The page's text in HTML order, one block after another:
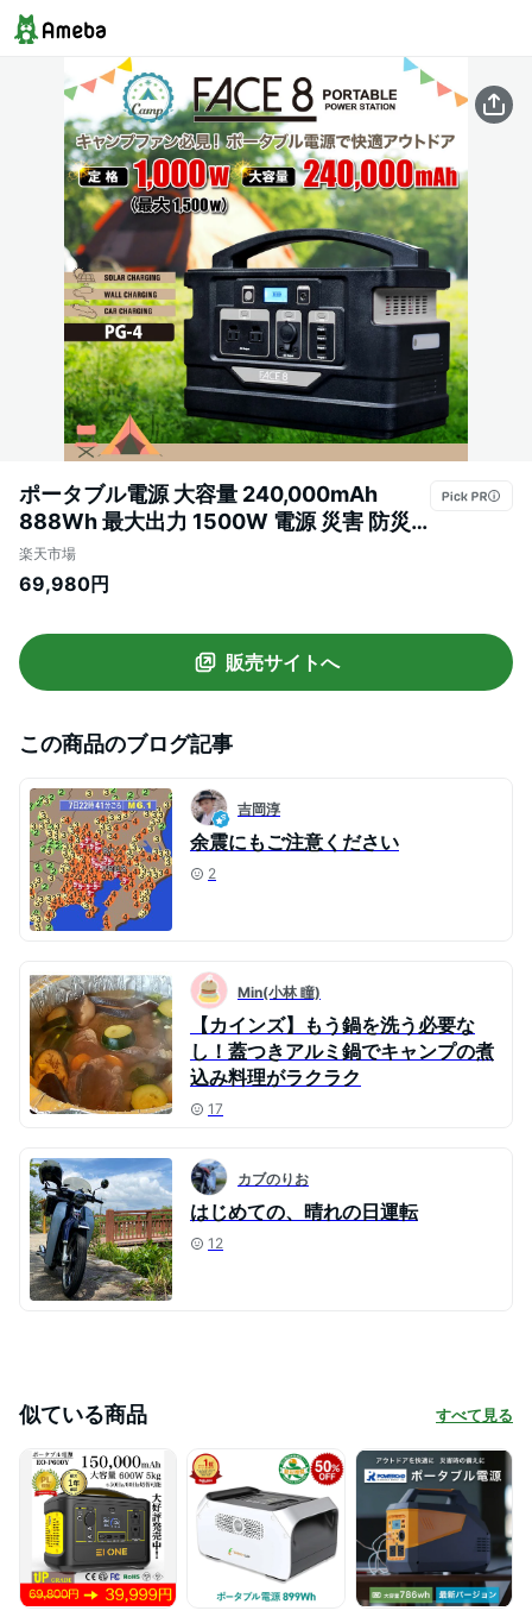
ポータブル電源 大容量 240,000mAh
888Wh 最大出力 1500W 電源 災害 防災
非常用 防災グッズ 蓄電池 正弦波 家庭用蓄
電池 ポータブルバッテリー ポータブル充
ト 軽量 軽い 持ち運び キャンプ用品 アウト
ドア レジャー 車中泊
楽天市場
69,980円
販売サイトへ
この商品のブログ記事
吉岡淳
余震にもご注意ください
2
Min(小林 瞳)
【カインズ】もう鍋を洗う必要な
し！蓋つきアルミ鍋でキャンプの煮
込み料理がラクラク
17
カブのりお
はじめての、晴れの日運転
12
似ている商品 すべて見る